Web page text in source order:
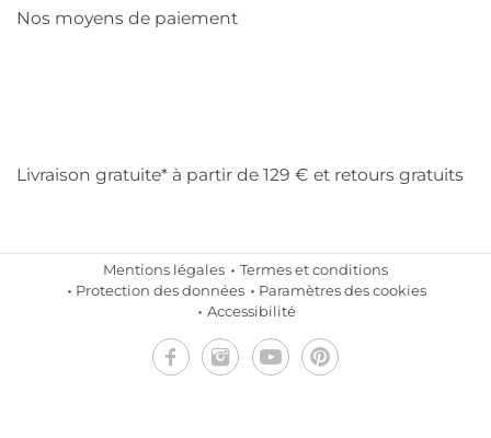
Nos moyens de paiement
Livraison gratuite* à partir de 129 € et retours gratuits
Mentions légales
Termes et conditions
Protection des données
Paramètres des cookies
Accessibilité